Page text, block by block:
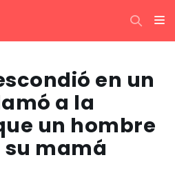
en un
a la
un hombre
mamá